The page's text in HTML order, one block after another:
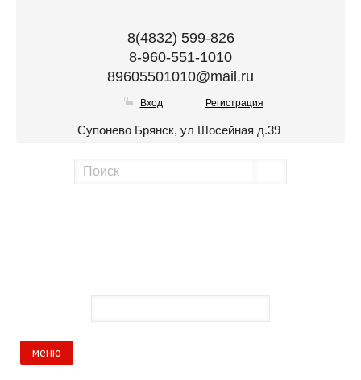
8(4832) 599-826
8-960-551-1010
89605501010@mail.ru
Вход Регистрация
Супонево Брянск, ул Шосейная д.39
меню